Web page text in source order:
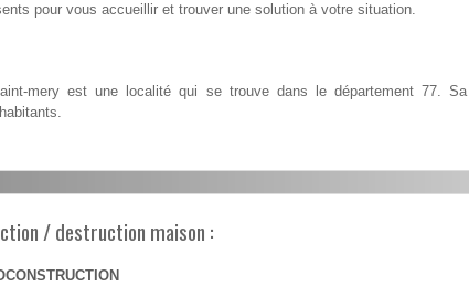
pour vous accueillir et trouver une solution à votre situation.
mery est une localité qui se trouve dans le département 77. Sa
/ destruction maison :